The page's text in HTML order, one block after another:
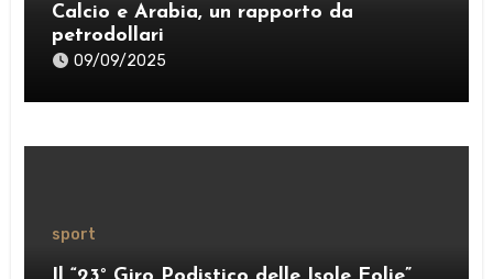
Calcio e Arabia, un rapporto da
petrodollari
09/09/2025
sport